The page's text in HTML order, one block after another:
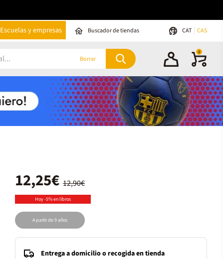
Escuelas y empresas Buscador de tiendas CAT CAS
Borrar
0
12,90€
12,25€
Hoy -5% en libros
A partir de 9 años
Entrega a domicilio o recogida en tienda